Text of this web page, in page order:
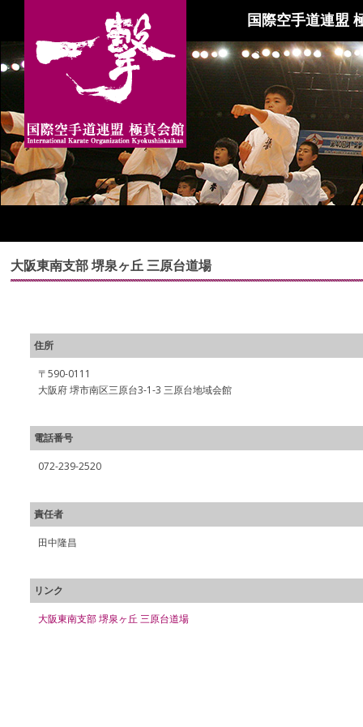
国際空手道連盟
大阪東南支部 堺泉ヶ丘 三原台道場
住所
〒590-0111
大阪府 堺市南区三原台3-1-3 三原台地域会館
電話番号
072-239-2520
責任者
田中隆昌
リンク
大阪東南支部 堺泉ヶ丘 三原台道場